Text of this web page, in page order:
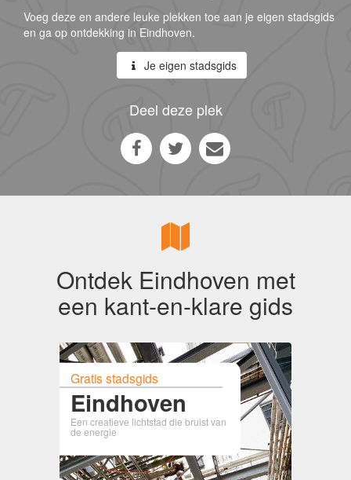
Voeg deze en andere leuke plekken toe aan je eigen stadsgids
en ga op ontdekking in Eindhoven.
Je eigen stadsgids
Deel deze plek
Ontdek Eindhoven met
een kant-en-klare gids
Gratis stadsgids
Eindhoven
Een creatieve lichtstad die bruist van
de energie